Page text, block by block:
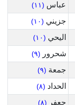
عباس (١١)
جزيني (١٠)
اليحي (١٠)
شحرور (٩)
جمعة (٩)
الحداد (٨)
جعفر (٨)